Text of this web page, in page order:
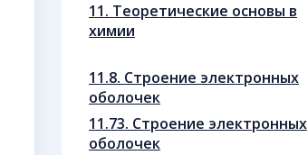
11. Теоретические основы в
химии
11.8. Строение электронных
оболочек
11.73. Строение электронных
оболочек